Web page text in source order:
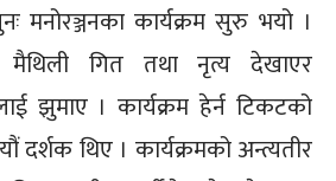
मनोरञ्जनका कार्यक्रम सुरु भयो ।
मैथिली गित तथा नृत्य देखाएर
झुमाए । कार्यक्रम हेर्न टिकटको
दर्शक थिए । कार्यक्रमको अन्त्यतीर